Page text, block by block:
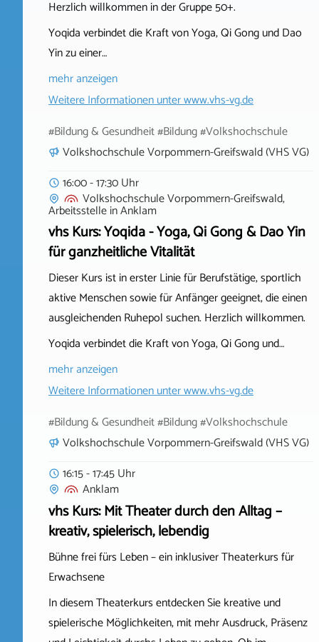
Herzlich willkommen in der Gruppe 50+.
Yoqida verbindet die Kraft von Yoga, Qi Gong und Dao
Yin zu einer…
mehr anzeigen
Weitere Informationen unterwww.vhs-vg.de
#Bildung & Gesundheit #Bildung #Volkshochschule
Volkshochschule Vorpommern-Greifswald (VHS VG)
16:00 - 17:30 Uhr
Volkshochschule Vorpommern-Greifswald,
ArbeitsstelleinAnklam
vhs Kurs: Yoqida - Yoga, Qi Gong & Dao Yin
für ganzheitliche Vitalität
Dieser Kurs ist in erster Linie für Berufstätige, sportlich
aktive Menschen sowie für Anfänger geeignet, die einen
ausgleichenden Ruhepol suchen. Herzlich willkommen.
Yoqida verbindet die Kraft von Yoga, Qi Gong und…
mehr anzeigen
Weitere Informationen unterwww.vhs-vg.de
#Bildung & Gesundheit #Bildung #Volkshochschule
Volkshochschule Vorpommern-Greifswald (VHS VG)
16:15 - 17:45 Uhr
Anklam
vhs Kurs: Mit Theater durch den Alltag –
kreativ, spielerisch, lebendig
Bühne frei fürs Leben – ein inklusiver Theaterkurs für
Erwachsene
In diesem Theaterkurs entdecken Sie kreative und
spielerische Möglichkeiten, mit mehr Ausdruck, Präsenz